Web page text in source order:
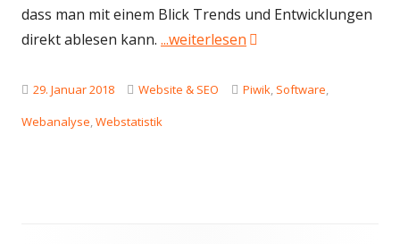
dass man mit einem Blick Trends und Entwicklungen
direkt ablesen kann. ...weiterlesen "Matomo (ehemals
Veröffentlicht
am
29. Januar 2018 Kategorien
Website & SEO Schlagwörter
Piwik, Software,
Webanalyse,Webstatistik